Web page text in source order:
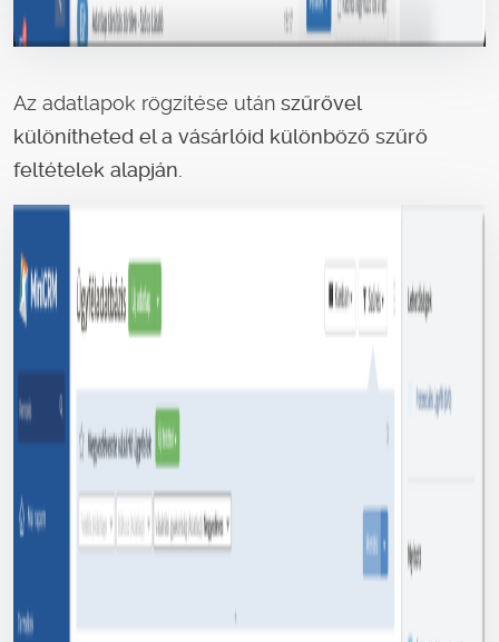
Az adatlapok rögzítése után szűrővel
különítheted el a vásárlóid különböző szűrő
feltételek alapján.